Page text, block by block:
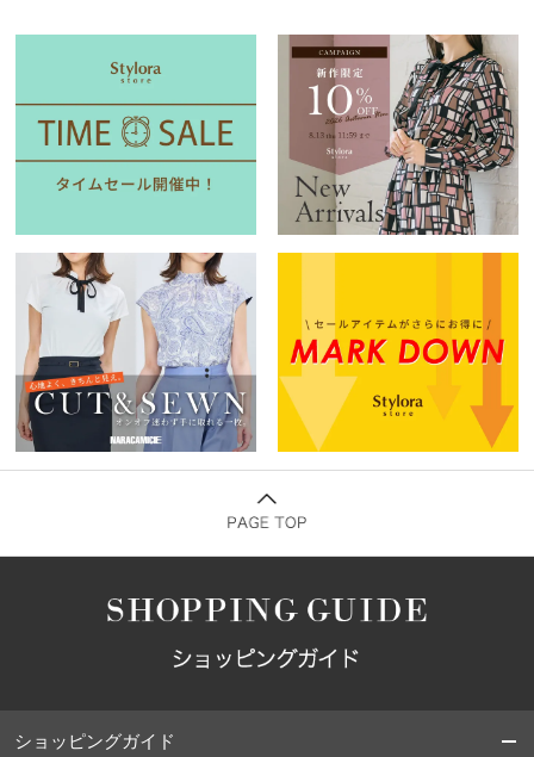
ショッピングガイド